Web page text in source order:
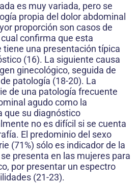
es muy variada, pero se
propia del dolor abdominal
proporción son casos de
confirma que esta
tiene una presentación típica
(16). La siguiente causa
ginecológico, seguida de
patología (18-20). La
de una patología frecuente
agudo como la
que su diagnóstico
no es difícil si se cuenta
El predominio del sexo
(71%) sólo es indicador de la
presenta en las mujeres para
por presentar un espectro
(21-23).